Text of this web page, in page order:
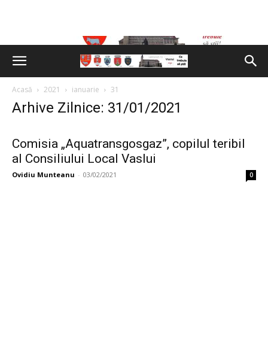
Acasă 2021 ianuarie 31
Arhive Zilnice: 31/01/2021
Comisia „Aquatransgosgaz”, copilul teribil
al Consiliului Local Vaslui
Ovidiu Munteanu - 03/02/2021 0